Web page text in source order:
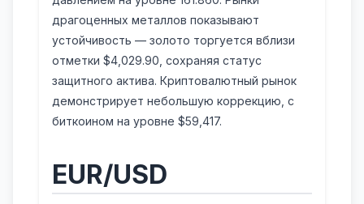
драгоценных металлов показывают
устойчивость — золото торгуется вблизи
отметки $4,029.90, сохраняя статус
защитного актива. Криптовалютный рынок
демонстрирует небольшую коррекцию, с
биткоином на уровне $59,417.
EUR/USD